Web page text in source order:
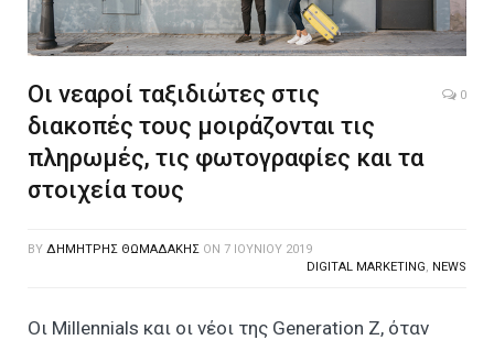
Οι νεαροί ταξιδιώτες στις
διακοπές τους μοιράζονται τις
πληρωμές, τις φωτογραφίες και τα
στοιχεία τους
0
BY ΔΗΜΉΤΡΗΣ ΘΩΜΑΔΆΚΗΣ ON 7 ΙΟΥΝΊΟΥ 2019
DIGITAL MARKETING, NEWS
Οι Millennials και οι νέοι της Generation Z, όταν